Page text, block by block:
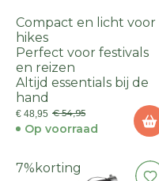
Compact en licht voor
hikes
Perfect voor festivals
en reizen
Altijd essentials bij de
hand
€ 48,95 € 54,95
Op voorraad
7% korting